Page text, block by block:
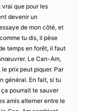
que pour les
devenir un
de mon côté, et
tu dis, il pèse
temps en forêt, il faut
Le Can-Am,
le prix peut piquer. Par
général. En fait, si tu
pourrait te sauver
amis alterner entre le